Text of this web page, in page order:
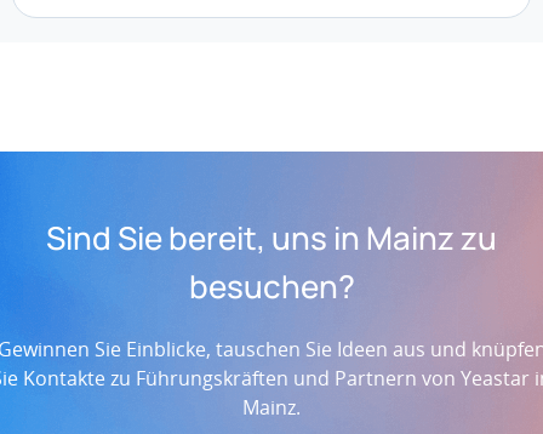
Sind Sie bereit, uns in Mainz zu
besuchen?
Sie Einblicke, tauschen Sie Ideen aus und
Kontakte zu Führungskräften und Partnern von Yeastar
Mainz.